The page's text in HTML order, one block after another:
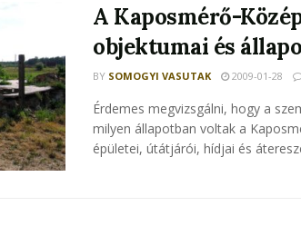
A Kaposmérő-
objektumai és
BY SOMOGYI VASUTAK 2009-01-28
Érdemes megvizsgálni, hogy a
milyen állapotban voltak a
épületei, útátjárói, hídjai és